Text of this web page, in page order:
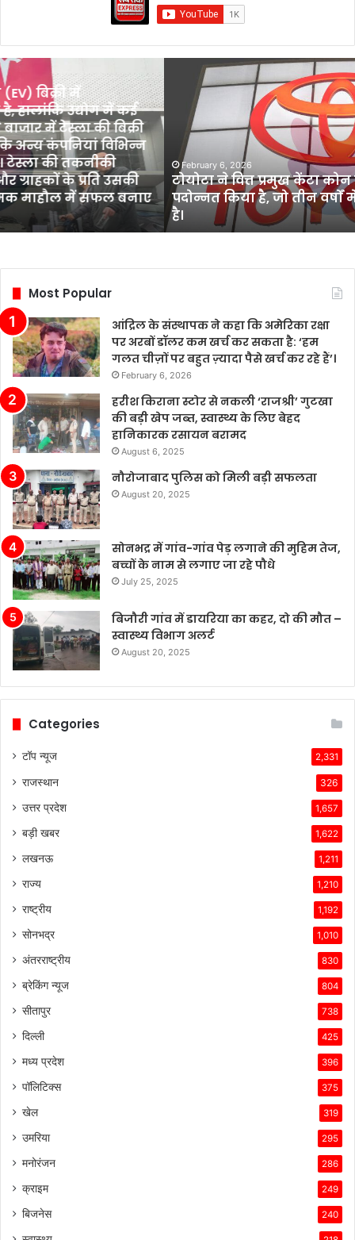
बिक्री में
हालांकि उद्योग में कई
में टेस्ला की बिक्री
अन्य कंपनियां विभिन्न
की तकनीकी
ग्राहकों के प्रति उसकी
माहौल में सफल बनाए
ने
वित्त
प्रमुख
केंटा
सीईओ
के
रूप
में
किया
तीन
वर्षों
में
दूसरी
बार
नेतृत्व
परिवर्तन
है।
February 6, 2026
टोयोटा ने वित्त प्रमुख केंटा
पदोन्नत किया है, जो तीन वर्षों
है।
Most Popular
आंद्रिल के संस्थापक ने कहा कि अमेरिका रक्षा
पर अरबों डॉलर कम खर्च कर सकता है: ‘हम
गलत चीज़ों पर बहुत ज़्यादा पैसे खर्च कर रहे हैं’।
February 6, 2026
हरीश किराना स्टोर से नकली ‘राजश्री’ गुटखा
की बड़ी खेप जब्त, स्वास्थ्य के लिए बेहद
हानिकारक रसायन बरामद
August 6, 2025
नौरोजाबाद पुलिस को मिली बड़ी सफलता
August 20, 2025
सोनभद्र में गांव-गांव पेड़ लगाने की मुहिम तेज,
बच्चों के नाम से लगाए जा रहे पौधे
July 25, 2025
बिजौरी गांव में डायरिया का कहर, दो की मौत –
स्वास्थ्य विभाग अलर्ट
August 20, 2025
Categories
टॉप न्यूज 2,331
राजस्थान 326
उत्तर प्रदेश 1,657
बड़ी खबर 1,622
लखनऊ 1,211
राज्य 1,210
राष्ट्रीय 1,192
सोनभद्र 1,010
अंतरराष्ट्रीय 830
ब्रेकिंग न्यूज 804
सीतापुर 738
दिल्ली 425
मध्य प्रदेश 396
पॉलिटिक्स 375
खेल 319
उमरिया 295
मनोरंजन 286
क्राइम 249
बिजनेस 240